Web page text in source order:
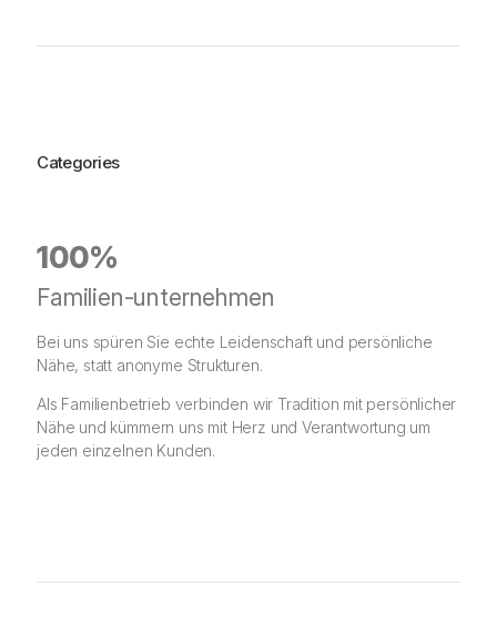
Categories
100%
Familien-unternehmen
Bei uns spüren Sie echte Leidenschaft und persönliche
Nähe, statt anonyme Strukturen.
Als Familienbetrieb verbinden wir Tradition mit persönlicher
Nähe und kümmern uns mit Herz und Verantwortung um
jeden einzelnen Kunden.